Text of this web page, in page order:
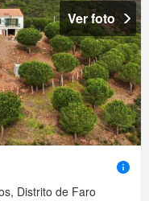
Ver foto
Distrito de Faro